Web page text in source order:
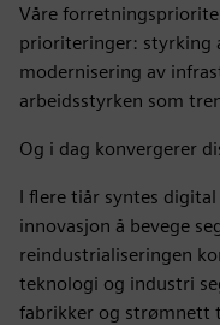
Våre
prioriteringer: styrking
modernisering av
arbeidsstyrken som
Og i dag konvergerer
I flere tiår syntes
innovasjon å bevege
reindustrialiseringen
teknologi og industri
fabrikker og strømnett